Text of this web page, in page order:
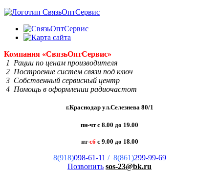
Компания «СвязьОптСервис»
1 Рации по ценам производителя
2 Построение систем связи под ключ
3 Собственный сервисный центр
4 Помощь в оформлении радиочастот
г.Краснодар ул.Селезнева 80/1
пн-чт с 8.00 до 19.00
пт-сб с 9.00 до 18.00
8(918)098-61-11 / 8(861)299-99-69
Позвонить sos-23@bk.ru